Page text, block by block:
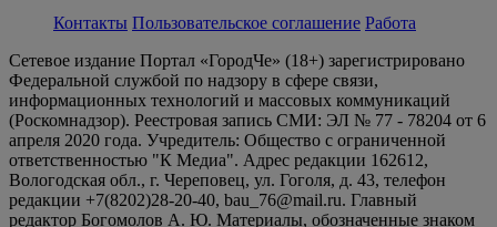
Контакты Пользовательское соглашение Работа
Сетевое издание Портал «ГородЧе» (18+) зарегистрировано
Федеральной службой по надзору в сфере связи,
информационных технологий и массовых коммуникаций
(Роскомнадзор). Реестровая запись СМИ: ЭЛ № 77 - 78204 от 6
апреля 2020 года. Учредитель: Общество с ограниченной
ответственностью "К Медиа". Адрес редакции 162612,
Вологодская обл., г. Череповец, ул. Гоголя, д. 43, телефон
редакции +7(8202)28-20-40, bau_76@mail.ru. Главный
редактор Богомолов А. Ю. Материалы, обозначенные знаком